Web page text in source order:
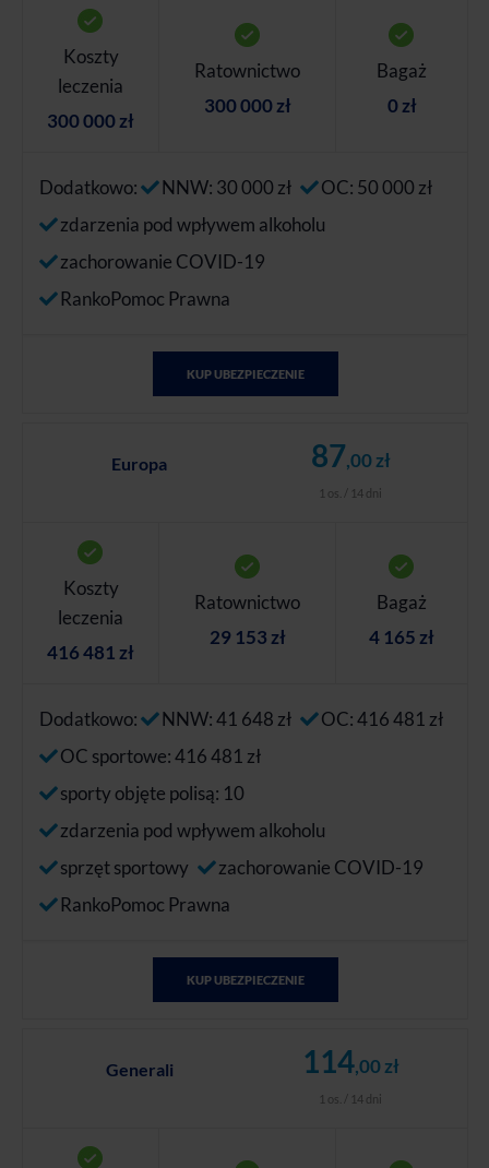
Koszty
leczenia
300 000 zł
Ratownictwo
300 000 zł
Bagaż
0 zł
Dodatkowo: NNW: 30 000 zł
OC: 50 000 zł
zdarzenia pod wpływem alkoholu
zachorowanie COVID-19
RankoPomoc Prawna
KUP UBEZPIECZENIE
Europa 87,00 zł
1 os. / 14 dni
Koszty
leczenia
416 481 zł
Ratownictwo
29 153 zł
Bagaż
4 165 zł
Dodatkowo: NNW: 41 648 zł
OC: 416 481 zł
OC sportowe: 416 481 zł
sporty objęte polisą: 10
zdarzenia pod wpływem alkoholu
sprzęt sportowy
zachorowanie COVID-19
RankoPomoc Prawna
KUP UBEZPIECZENIE
Generali 114,00 zł
1 os. / 14 dni